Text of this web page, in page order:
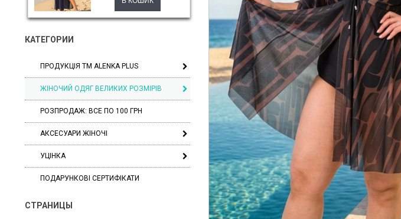
КАТЕГОРИИ
ПРОДУКЦІЯ ТМ ALENKA PLUS
ЖІНОЧИЙ ОДЯГ ВЕЛИКИХ РОЗМІРІВ
РОЗПРОДАЖ: ВСЕ ПО 100 ГРН
АКСЕСУАРИ ЖІНОЧІ
УЦІНКА
ПОДАРУНКОВІ СЕРТИФІКАТИ
СТРАНИЦЫ